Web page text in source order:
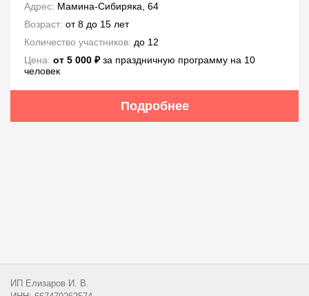
Адрес: Мамина-Сибиряка, 64
Возраст: от 8 до 15 лет
Количество участников: до 12
Цена: от 5 000 ₽за праздничную программу на 10
человек
Подробнее
ИП Елизаров И. В.